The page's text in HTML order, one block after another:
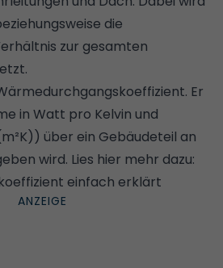
die
zur gesamten
Er
in Watt pro Kelvin und
über ein Gebäudeteil an
wird. Lies hier mehr dazu:
einfach erklärt